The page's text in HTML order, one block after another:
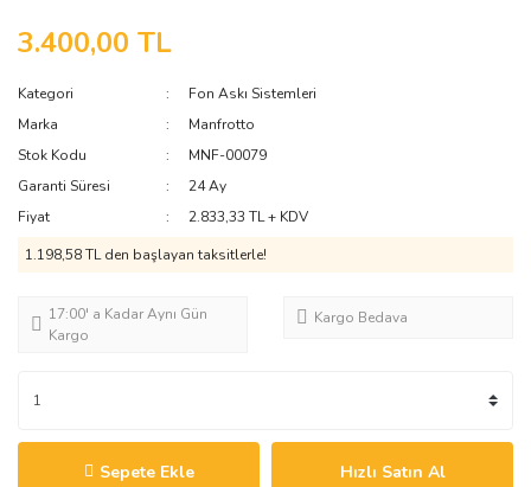
3.400,00 TL
Kategori
Fon Askı Sistemleri
Marka
Manfrotto
Stok Kodu
MNF-00079
Garanti Süresi
24 Ay
Fiyat
2.833,33 TL + KDV
1.198,58 TL den başlayan taksitlerle!
17:00' a Kadar Aynı Gün
Kargo
Kargo Bedava
Sepete Ekle Hızlı Satın Al